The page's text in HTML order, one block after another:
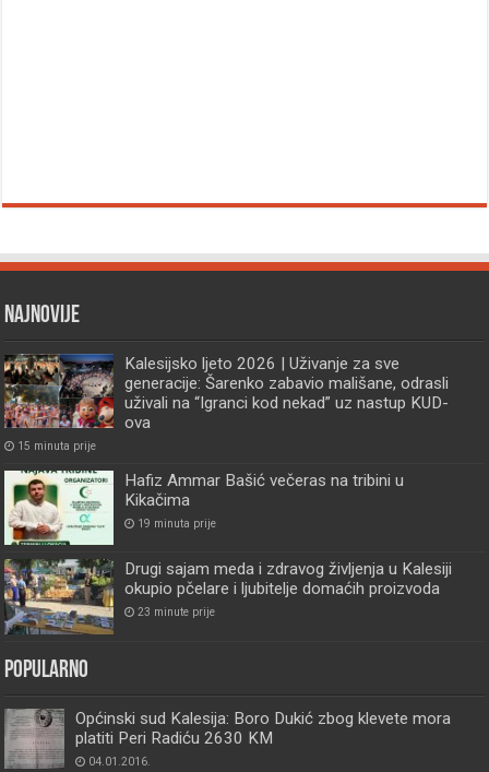
Najnovije
Kalesijsko ljeto 2026 | Uživanje za sve
generacije: Šarenko zabavio mališane, odrasli
uživali na “Igranci kod nekad” uz nastup KUD-
ova
15 minuta prije
Hafiz Ammar Bašić večeras na tribini u
Kikačima
19 minuta prije
Drugi sajam meda i zdravog življenja u Kalesiji
okupio pčelare i ljubitelje domaćih proizvoda
23 minute prije
Popularno
Općinski sud Kalesija: Boro Dukić zbog klevete mora
platiti Peri Radiću 2630 KM
04.01.2016.